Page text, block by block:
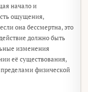
начало и
ощущения,
она бессмертна, это
должно быть
изменения
её существования,
физической